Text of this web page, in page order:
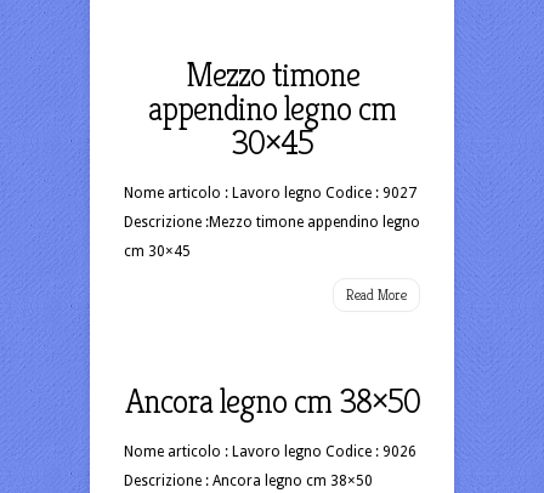
Mezzo timone
appendino legno cm
30×45
Nome articolo : Lavoro legno Codice : 9027
Descrizione :Mezzo timone appendino legno
cm 30×45
Read More
Ancora legno cm 38×50
Nome articolo : Lavoro legno Codice : 9026
Descrizione : Ancora legno cm 38×50